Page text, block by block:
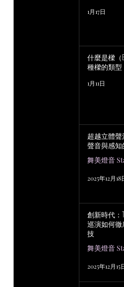
1月17日
什麼是樑（
種樑的類型
1月11日
超越立體
聲音與感
舞美燈音
2025年12月18
創新時代：
巡演如何
技
舞美燈音
2025年12月15